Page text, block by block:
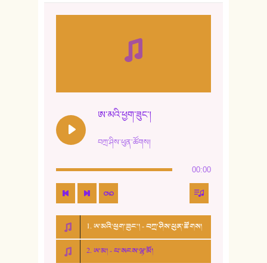
ཨ་མའི་ཕྱག་ཟུང་།
བཀྲ་ཤིས་ཕུན་ཚོགས།
00:00
1. ཨ་མའི་ཕྱག་ཟུང་། - བཀྲ་ཤིས་ཕུན་ཚོགས།
2. ཨ་མ། - པ་སངས་ལྷ་མོ།